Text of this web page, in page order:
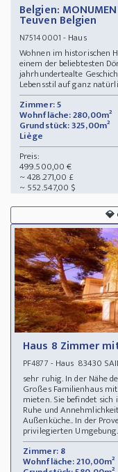
Belgien:
Teuven Belgien
N75140001 - Haus
Wohnen im historischen
einem der beliebtesten
jahrhundertealte
Lebensstil auf ganz
Zimmer: 5
Wohnfläche: 280,00m²
Grundstück: 325,00m²
Liège
Preis:
499.500,00 €
~ 428.271,00 £
~ 552.547,00 $
💎
Haus 8 Zimmer
PF4877 - Haus 83430
sehr ruhig. In der Nähe
Großes Familienhaus
mieten. Sie befindet
Ruhe und
Außenküche.. In der
privilegierten
Zimmer: 8
Wohnfläche: 210,00m²